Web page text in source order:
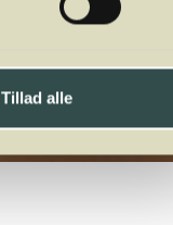
Tillad alle